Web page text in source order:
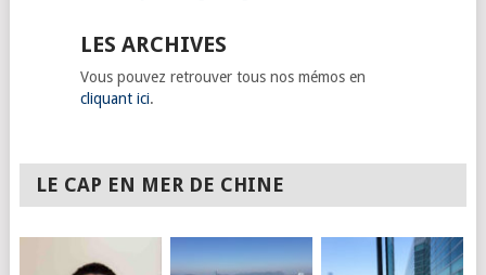
LES ARCHIVES
Vous pouvez retrouver tous nos mémos en
cliquant ici.
LE CAP EN MER DE CHINE